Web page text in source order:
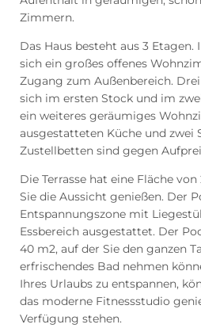
Zimmern.
Das Haus besteht aus 3
sich ein großes offenes
Zugang zum Außenbereich.
sich im ersten Stock und im
ein weiteres geräumiges
ausgestatteten Küche und zwei
Zustellbetten sind gegen
Die Terrasse hat eine Fläche
Sie die Aussicht genießen. Der
Entspannungszone mit
Essbereich ausgestattet. Der
40 m2, auf der Sie den ganzen
erfrischendes Bad nehmen
Ihres Urlaubs zu entspannen,
das moderne Fitnessstudio
Verfügung stehen.